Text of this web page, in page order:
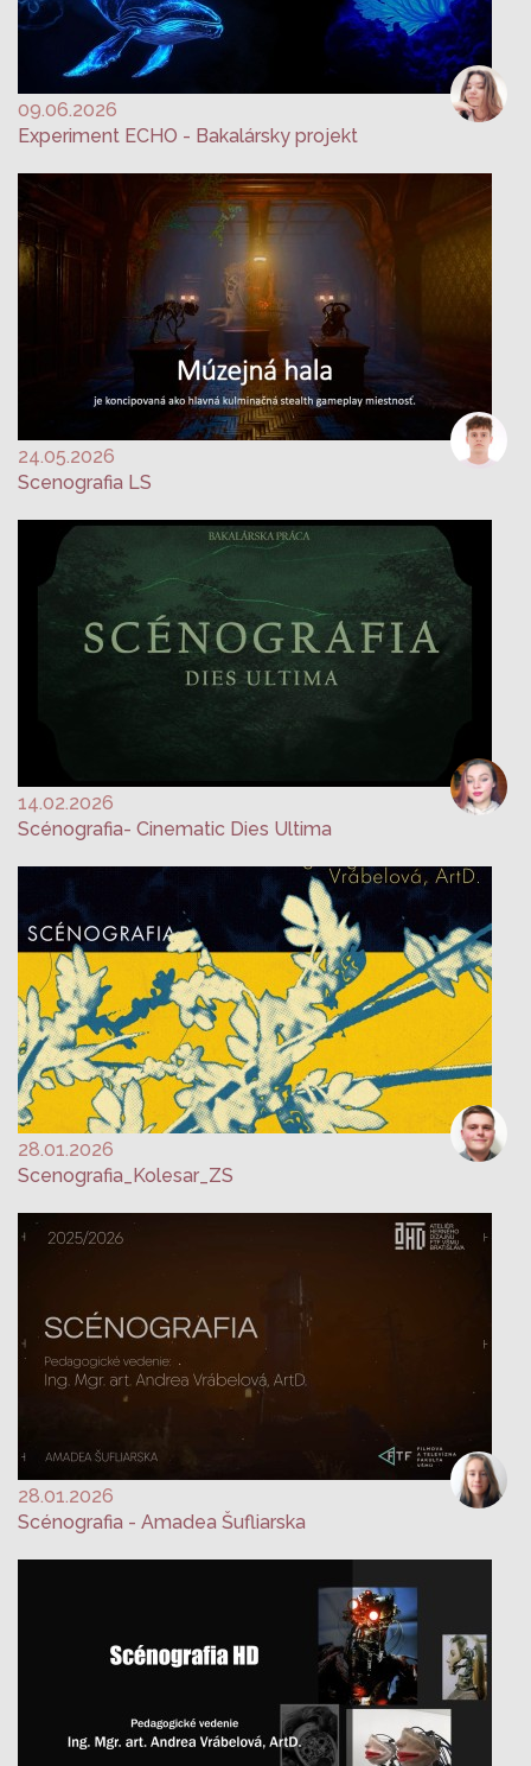
09.06.2026
Experiment ECHO - Bakalársky projekt
24.05.2026
Scenografia LS
14.02.2026
Scénografia- Cinematic Dies Ultima
28.01.2026
Scenografia_Kolesar_ZS
28.01.2026
Scénografia - Amadea Šufliarska